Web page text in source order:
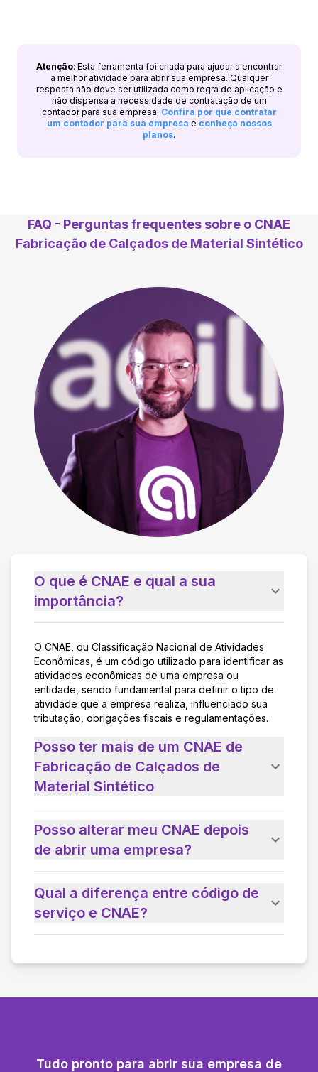
Atenção: Esta ferramenta foi criada para ajudar a encontrar
a melhor atividade para abrir sua empresa. Qualquer
resposta não deve ser utilizada como regra de aplicação e
não dispensa a necessidade de contratação de um
contador para sua empresa. Confira por que contratar
um contador para sua empresa e conheça nossos
planos.
FAQ - Perguntas frequentes sobre o CNAE
Fabricação de Calçados de Material Sintético
O que é CNAE e qual a sua
importância?
O CNAE, ou Classificação Nacional de Atividades
Econômicas, é um código utilizado para identificar as
atividades econômicas de uma empresa ou
entidade, sendo fundamental para definir o tipo de
atividade que a empresa realiza, influenciado sua
tributação, obrigações fiscais e regulamentações.
Posso ter mais de um CNAE de
Fabricação de Calçados de
Material Sintético
Posso alterar meu CNAE depois
de abrir uma empresa?
Qual a diferença entre código de
serviço e CNAE?
Tudo pronto para abrir sua empresa de